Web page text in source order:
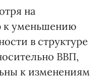
на
к уменьшению
в структуре
ВВП,
к изменениям